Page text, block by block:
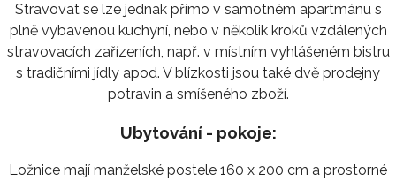
Stravovat se lze jednak přímo v samotném apartmánu s
plně vybavenou kuchyní, nebo v několik kroků vzdálených
stravovacích zařízeních, např. v místním vyhlášeném bistru
s tradičními jídly apod. V blízkosti jsou také dvě prodejny
potravin a smíšeného zboží.
Ubytování - pokoje:
Ložnice mají manželské postele 160 x 200 cm a prostorné